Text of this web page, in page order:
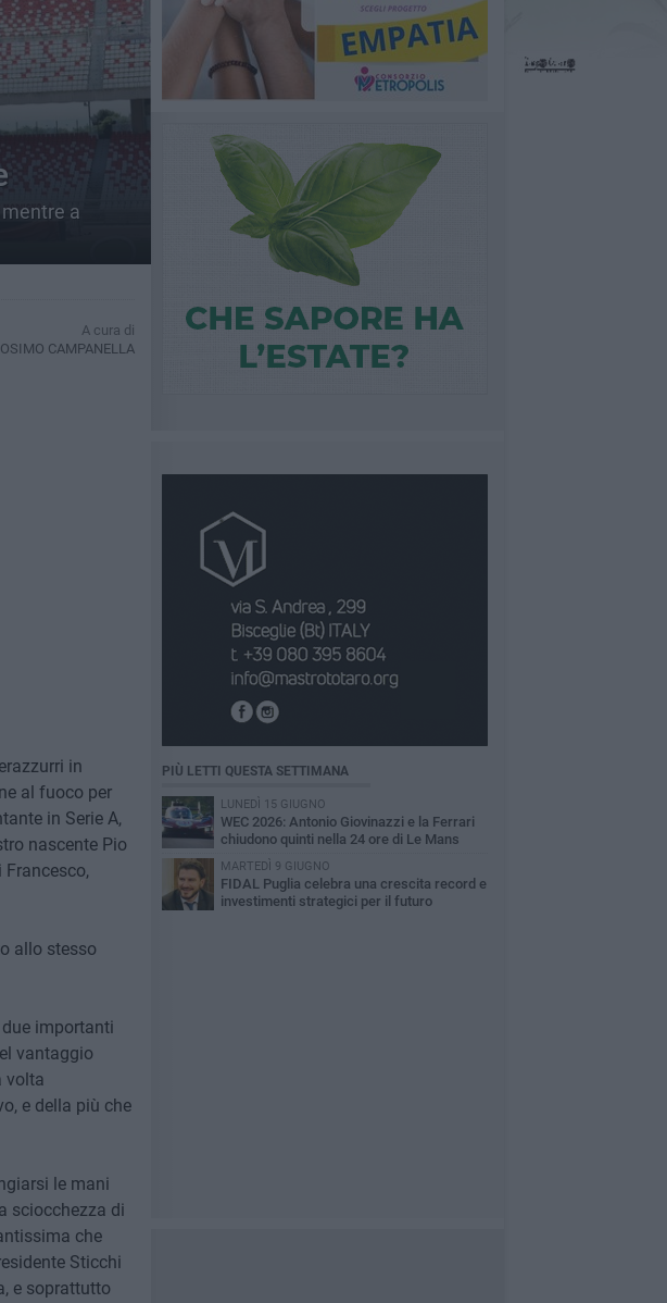
a
A cura di
CAMPANELLA
in
al fuoco per
in Serie A,
nascente Pio
allo stesso
importanti
vantaggio
volta
e della più che
le mani
sciocchezza di
che
Sticchi
e soprattutto
PIÙ LETTI QUESTA SETTIMANA
LUNEDÌ 15 GIUGNO
WEC 2026: Antonio Giovinazzi e la Ferrari
chiudono quinti nella 24 ore di Le Mans
MARTEDÌ 9 GIUGNO
FIDAL Puglia celebra una crescita record e
investimenti strategici per il futuro